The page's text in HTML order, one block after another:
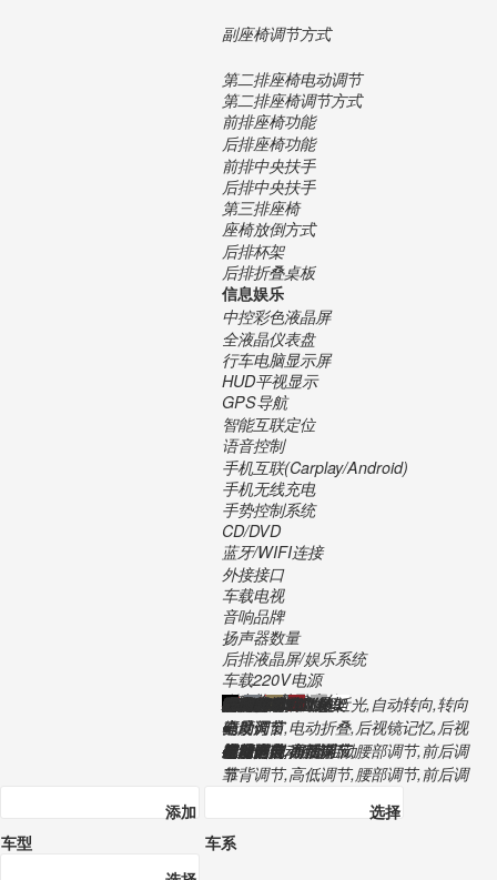
副座椅调节方式
第二排座椅电动调节
第二排座椅调节方式
前排座椅功能
后排座椅功能
前排中央扶手
后排中央扶手
第三排座椅
座椅放倒方式
后排杯架
后排折叠桌板
信息娱乐
中控彩色液晶屏
全液晶仪表盘
行车电脑显示屏
HUD平视显示
GPS导航
智能互联定位
语音控制
手机互联(Carplay/Android)
手机无线充电
手势控制系统
CD/DVD
蓝牙/WIFI连接
外接接口
车载电视
音响品牌
扬声器数量
后排液晶屏/娱乐系统
车载220V电源
2019年
在产
28.29万获取底价
3年或10万公里
7
4933*1836*1469
2871
1595
5
521
66
235/45 R18
235/45 R18
非全尺寸
1984
162kW/350N.m
220
4500-6200
1500-4400
直列
4
涡轮增压
混合喷射
95号
●
双离合
7.4
6.7
国六
前轮驱动
麦弗逊式独立悬架
多连杆式独立悬架
-
通风盘
盘式
电子驻车
电子驻车
承载式
●
●
●
●
●
●
●
●
●
●
●
-
-
●
-
●
ACC自适应巡航
●
●
●
●
●
-
-
●
●
-
-
-
●
●
360度全景摄像
●
LED
●
自动开闭,自动远近光,自动转向,转向
辅助灯
●
高度调节
全景天窗
●
●
电动调节,电动折叠,后视镜记忆,后视
镜加热
●
●
-
●
●
感应雨刷
-
-
-
电动开合,自动感应
-
遥控中控
智能进入,-钥匙启动
-
-
-
塑料
●
●
●
上下调节,前后调节
●
●
双温区自动空调
自动空调
-
●
-
皮质
-
带记忆电动调节
电动调节
靠背调节,高低调节,腰部调节,前后调
节
靠背调节,高低调节,腰部调节,前后调
添加
车型
选择
车系